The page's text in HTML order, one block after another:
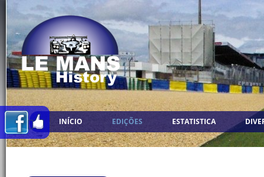
INÍCIO EDIÇÕES ESTATISTICA